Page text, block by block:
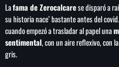
NOTAS
Importaciones
Lafama de Zerocalcarese disparó a
su historia nace’ bastante antes del
cuando empezó a trasladar al papel una
sentimental, con un aire reflexivo, con
gris.